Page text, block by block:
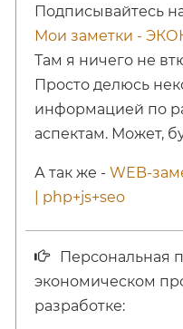
Подписывайтесь
Мои заметки -
Там я ничего не
Просто делюсь
информацией по
аспектам. Может,
А так же - WEB-
| php+js+seo
Персональная
экономическом
разработке: